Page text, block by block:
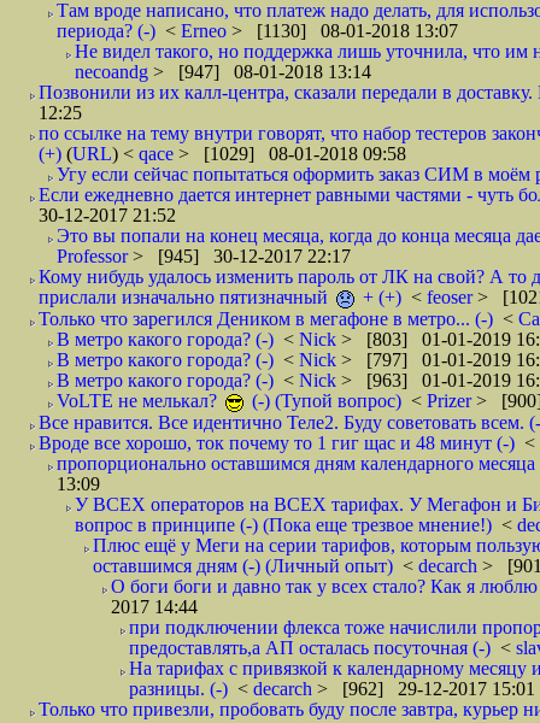
Там вроде написано, что платеж надо делать, для
периода? (-) < Erneo > [1130] 08-01-2018 13:07
Не видел такого, но поддержка лишь уточнила, что
necoandg > [947] 08-01-2018 13:14
Позвонили из их калл-центра, сказали передали в
12:25
по ссылке на тему внутри говорят, что набор тестеров
(+) (URL) < qace > [1029] 08-01-2018 09:58
Угу если сейчас попытаться оформить заказ СИМ в моём
Если ежедневно дается интернет равными частями - чуть
30-12-2017 21:52
Это вы попали на конец месяца, когда до конца месяца
Professor> [945] 30-12-2017 22:17
Кому нибудь удалось изменить пароль от ЛК на свой? А то
прислали изначально пятизначный
+ (+) < feoser>
Только что зарегился Деником в мегафоне в метро... (-) <
В метро какого города? (-) < Nick > [803] 01-01-2019
В метро какого города? (-) < Nick > [797] 01-01-2019
В метро какого города? (-) < Nick > [963] 01-01-2019
VoLTE не мелькал?
(-) (Тупой вопрос) < Prizer>
Все нравится. Все идентично Теле2. Буду советовать всем.
Вроде все хорошо, ток почему то 1 гиг щас и 48 минут (-) <
пропорционально оставшимся дням календарного
13:09
У ВСЕХ операторов на ВСЕХ тарифах. У Мегафон и Би
вопрос в принципе (-) (Пока еще трезвое мнение!) <
Плюс ещё у Меги на серии тарифов, которым
оставшимся дням (-) (Личный опыт) < decarch >
О боги боги и давно так у всех стало? Как я
2017 14:44
при подключении флекса тоже начислили
предоставлять,а АП осталась посуточная (-) <
На тарифах с привязкой к календарному
разницы. (-) < decarch > [962] 29-12-2017 15:01
Только что привезли, пробовать буду после завтра,